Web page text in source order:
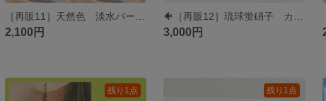
2,100円 3,000円
残り1点 残り1点